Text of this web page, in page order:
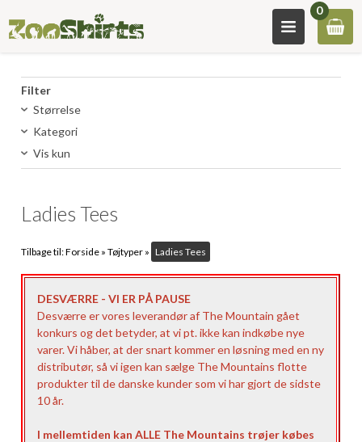
0
Filter
Størrelse
Kategori
Vis kun
Ladies Tees
Tilbage til:Forside »Tøjtyper » Ladies Tees
DESVÆRRE - VI ER PÅ PAUSE
Desværre er vores leverandør af The Mountain gået
konkurs og det betyder, at vi pt. ikke kan indkøbe nye
varer. Vi håber, at der snart kommer en løsning med en ny
distributør, så vi igen kan sælge The Mountains flotte
produkter til de danske kunder som vi har gjort de sidste
10 år.
I mellemtiden kan ALLE The Mountains trøjer købes